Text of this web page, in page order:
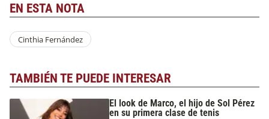
EN ESTA NOTA
Cinthia Fernández
TAMBIÉN TE PUEDE INTERESAR
El look de Marco, el hijo de Sol Pérez
en su primera clase de tenis